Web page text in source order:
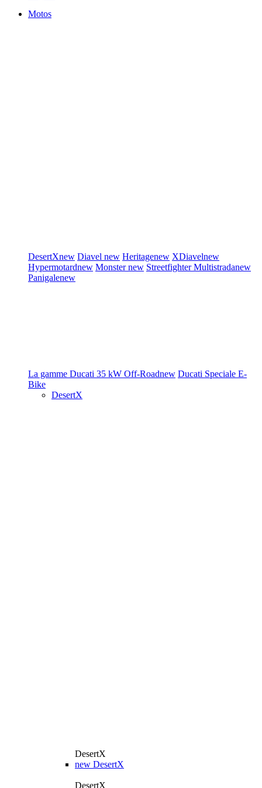
Motos
DesertXnew Diavel new Heritagenew XDiavelnew
Hypermotardnew Monsternew StreetfighterMultistradanew
Panigalenew
La gamme Ducati 35 kW Off-Roadnew Ducati Speciale E-
Bike
DesertX
DesertX
new DesertX
DesertX